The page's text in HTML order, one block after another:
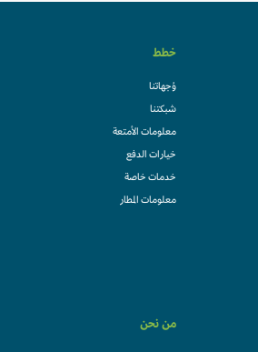
خطط
وُجهاتنا
شبكتنا
معلومات الأمتعة
خيارات الدفع
خدمات خاصة
معلومات المطار
من نحن